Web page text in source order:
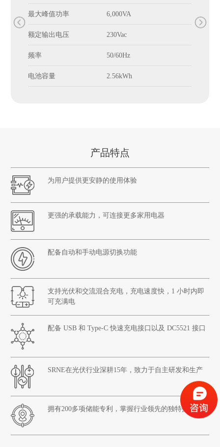
最大峰值功率 6,000VA
额定输出电压 230Vac
频率 50/60Hz
电池容量 2.56kWh
产品特点
为用户提供更安静的使用体验
更强的承载能力，可连接更多家用电器
配备自动和手动电源切换功能
支持光伏和交流混合充电，充电速度快，1 小时内即
可充满电
配备 USB 和 Type-C 快速充电接口以及 DC5521 接口
SRNE在光伏行业深耕15年，致力于自主研发和生产
拥有200多项储能专利，掌握行业领先的独特技术。